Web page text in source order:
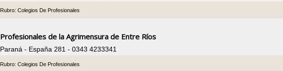
Rubro: Colegios De Profesionales
Profesionales de la Agrimensura de Entre Ríos
Paraná - España 281 - 0343 4233341
Rubro: Colegios De Profesionales